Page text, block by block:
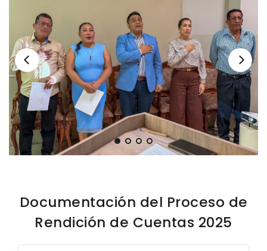
Cédulas presupuestarias y balances
Procesos de contratación
Ejecución Presupuestaria
Obras y proyectos
Documentación del Proceso de
Rendición de Cuentas 2025